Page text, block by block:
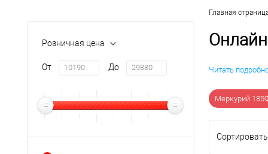
Розничная цена
От До
Главная
Читать
Меркурий